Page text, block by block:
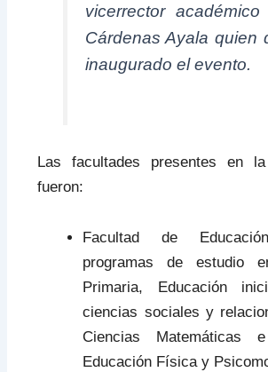
vicerrector académico
Cárdenas Ayala quien
inaugurado el evento.
Las facultades presentes en la
fueron:
Facultad de
programas de estudio
Primaria, Educación
ciencias sociales y
Ciencias Matemáticas
Educación Física y